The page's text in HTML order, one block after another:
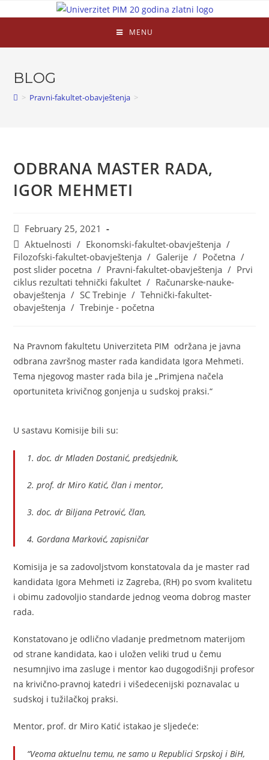
MENU
BLOG
> Pravni-fakultet-obavještenja >
ODBRANA MASTER RADA,
IGOR MEHMETI
February 25, 2021
Aktuelnosti / Ekonomski-fakultet-obavještenja /
Filozofski-fakultet-obavještenja / Galerije / Početna /
post slider pocetna / Pravni-fakultet-obavještenja / Prvi
ciklus rezultati tehnički fakultet / Računarske-nauke-
obavještenja / SC Trebinje / Tehnički-fakultet-
obavještenja / Trebinje - početna
Na Pravnom fakultetu Univerziteta PIM održana je javna
odbrana završnog master rada kandidata Igora Mehmeti.
Tema njegovog master rada bila je „Primjena načela
oportuniteta krivičnog gonjenja u sudskoj praksi.“
U sastavu Komisije bili su:
1. doc. dr Mladen Dostanić, predsjednik,
2. prof. dr Miro Katić, član i mentor,
3. doc. dr Biljana Petrović, član,
4. Gordana Marković, zapisničar
Komisija je sa zadovolјstvom konstatovala da je master rad
kandidata Igora Mehmeti iz Zagreba, (RH) po svom kvalitetu
i obimu zadovoljio standarde jednog veoma dobrog master
rada.
Konstatovano je odlično vladanje predmetnom materijom
od strane kandidata, kao i uložen veliki trud u čemu
nesumnjivo ima zasluge i mentor kao dugogodišnji profesor
na krivično-pravnoj katedri i višedecenijski poznavalac u
sudskoj i tužilačkoj praksi.
Mentor, prof. dr Miro Katić istakao je sljedeće:
“Veoma aktuelnu temu, ne samo u Republici Srpskoj i BiH,